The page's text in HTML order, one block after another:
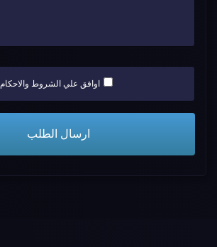
اوافق علي الشروط والاحكام